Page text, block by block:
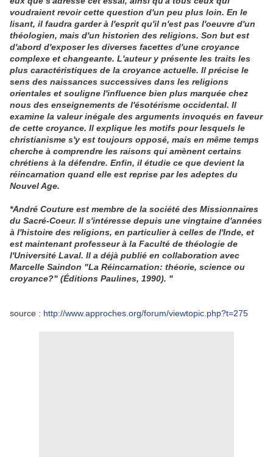
voudraient revoir cette question d'un peu plus loin. En le
lisant, il faudra garder à l'esprit qu'il n'est pas l'oeuvre d'un
théologien, mais d'un historien des religions. Son but est
d'abord d'exposer les diverses facettes d'une croyance
complexe et changeante. L'auteur y présente les traits les
plus caractéristiques de la croyance actuelle. Il précise le
sens des naissances successives dans les religions
orientales et souligne l'influence bien plus marquée chez
nous des enseignements de l'ésotérisme occidental. Il
examine la valeur inégale des arguments invoqués en faveur
de cette croyance. Il explique les motifs pour lesquels le
christianisme s'y est toujours opposé, mais en même temps
cherche à comprendre les raisons qui amènent certains
chrétiens à la défendre. Enfin, il étudie ce que devient la
réincarnation quand elle est reprise par les adeptes du
Nouvel Age.
*André Couture est membre de la société des Missionnaires
du Sacré-Coeur. Il s'intéresse depuis une vingtaine d'années
à l'histoire des religions, en particulier à celles de l'Inde, et
est maintenant professeur à la Faculté de théologie de
l'Université Laval. Il a déjà publié en collaboration avec
Marcelle Saindon "La Réincarnation: théorie, science ou
croyance?" (Éditions Paulines, 1990). "
source : http://www.approches.org/forum/viewtopic.php?t=275